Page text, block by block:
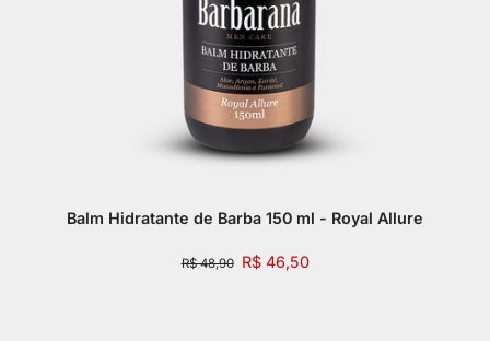
Balm Hidratante de Barba 150 ml - Royal Allure
R$ 48,90 R$ 46,50